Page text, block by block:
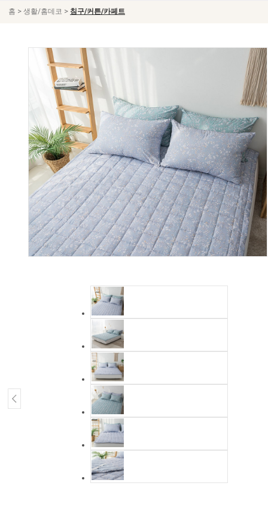
홈 > 생활/홈데코 > 침구/커튼/카페트